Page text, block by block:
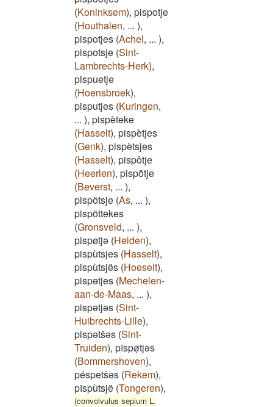
(Koninksem), pispotje
(Houthalen, ... ),
pispotjes (Achel, ... ),
pispotsje (Sint-
Lambrechts-Herk),
pispuetje
(Hoensbroek),
pisputjes (Kuringen,
... ), pispèteke
(Hasselt), pispètjes
(Genk), pispètsjes
(Hasselt), pispôtje
(Heerlen), pispötje
(Beverst, ... ),
pispötsje (As, ... ),
pispöttekes
(Gronsveld, ... ),
pispøtjǝ (Helden),
pispùtsjes (Hasselt),
pispùtsjës (Hoeselt),
pispətjes (Mechelen-
aan-de-Maas, ... ),
pispətjəs (Sint-
Huibrechts-Lille),
pispətšəs (Sint-
Truiden), pīspøͅtjəs
(Bommershoven),
péspetšəs (Rekem),
pïspùtsjë (Tongeren),
(convolvulus sepium L.